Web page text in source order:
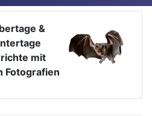
&
mit
Fotografien